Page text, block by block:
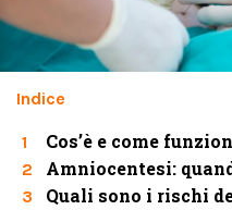
Indice
1 Cos’è e come
2 Amniocentesi:
3 Quali sono i rischi